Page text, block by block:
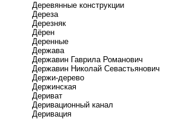
Деревянные конструкции
Дереза
Дерезняк
Дёрен
Деренные
Держава
Державин Гаврила Романович
Державин Николай Севастьянович
Держи-дерево
Держинская
Дериват
Деривационный канал
Деривация